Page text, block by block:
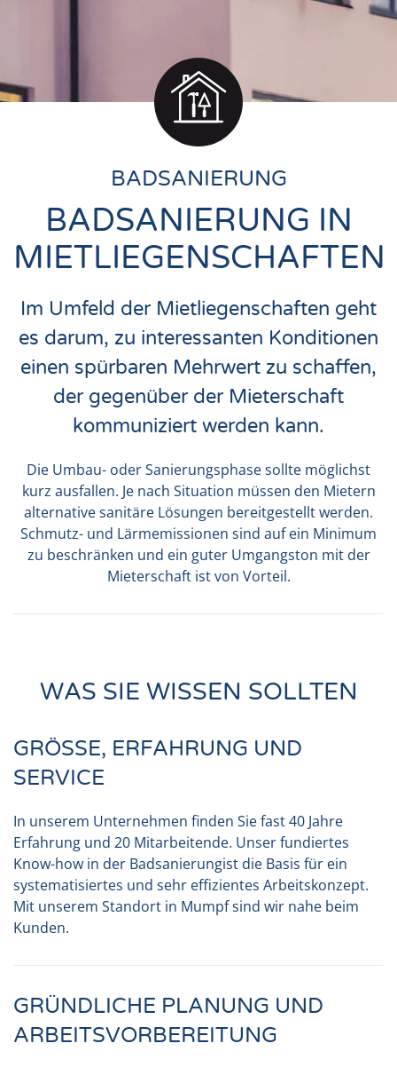
BADSANIERUNG
BADSANIERUNG IN
MIETLIEGENSCHAFTEN
Im Umfeld der Mietliegenschaften geht
es darum, zu interessanten Konditionen
einen spürbaren Mehrwert zu schaffen,
der gegenüber der Mieterschaft
kommuniziert werden kann.
Die Umbau- oder Sanierungsphasesollte möglichst
kurz ausfallen. Je nach Situation müssen den Mietern
alternative sanitäre Lösungen bereitgestellt werden.
Schmutz- und Lärmemissionen sind auf ein Minimum
zu beschränken und ein guter Umgangston mit der
Mieterschaft ist von Vorteil.
WAS SIE WISSEN SOLLTEN
GRÖSSE, ERFAHRUNG UND
SERVICE
In unserem Unternehmen finden Sie fast 40 Jahre
Erfahrung und 20 Mitarbeitende. Unser fundiertes
Know-how in der Badsanierungist die Basis für ein
systematisiertes und sehr effizientes Arbeitskonzept.
Mit unserem Standort in Mumpf sind wir nahe beim
Kunden.
GRÜNDLICHE PLANUNG UND
ARBEITSVORBEREITUNG